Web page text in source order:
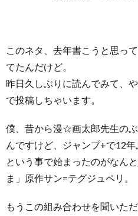
このネタ、去年書こうと思っ
てたんだけど。
昨日久しぶりに読んでみて、
で投稿しちゃいます。
僕、昔から漫☆画太郎先生の
んですけど、ジャンプ+で12年
という事で始まったのがなん
ま」原作サン=テグジュペリ。
もうこの組み合わせを聞いた